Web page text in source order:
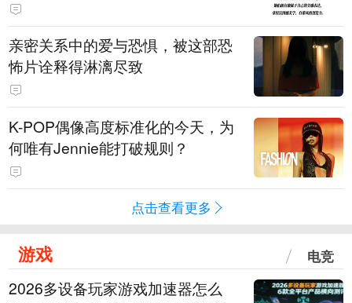
亲密关系中的爱与恐惧，被这部恐
怖片诠释得淋漓尽致
K-POP偶像高度标准化的今天，为
何唯有Jennie能打破规则？
点击查看更多
游戏 电竞
2026多设备玩家游戏加速器怎么